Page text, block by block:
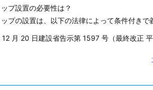
プ設置の必要性は？
プの設置は、以下の法律によって条件付きで
月 20 日建設省告示第 1597 号（最終改正